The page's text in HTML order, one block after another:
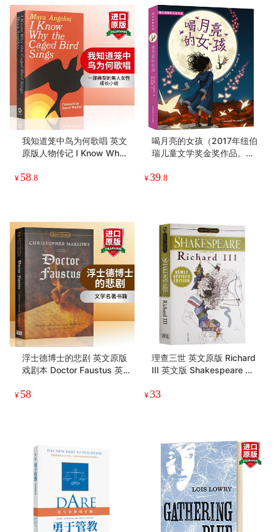
小橡果阅读树（含3本橡树
叶便签）孩子阅读习惯养成
橡树出品 尺寸：57*82cm
¥29.9
记忆传授人 英文原版 The Gi
ver 英文版电影原著科幻小
说 乌托邦文学小说 Lois Lo
wry 洛伊丝劳里 进口纽约时
报畅销书籍 正版现货
本店人气榜第7
53.4
我知道笼中鸟为何歌唱 英文
原版人物传记 I Know Why t
he Caged Bird Sings 外国
女性小说 英文版自传体小说
正版进口书籍·经典文学 自传
和回忆录
¥58
喝月亮的女孩（2017年纽伯
瑞儿童文学奖金奖作品。
《彼得·潘》《绿野仙踪》式
的儿童小说。一则由勇气和
魔法编织而成的动人故事，
一段富有智慧的生命之
旅。）
.8
浮士德博士的悲剧 英文原版
戏剧本 Doctor Faustus 英
理查三世 英文原版 Richard
III 英文版 Shakespeare 莎